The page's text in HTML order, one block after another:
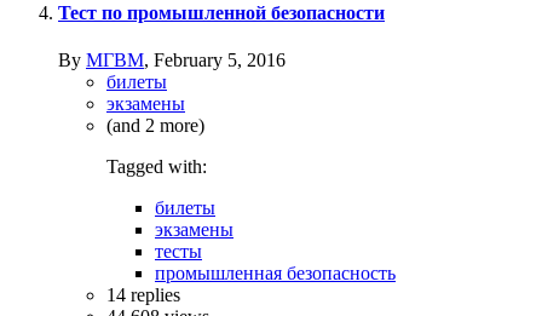
Тест по промышленной безопасности
By МГВМ, February 5, 2016
билеты
экзамены
(and 2 more)
Tagged with:
билеты
экзамены
тесты
промышленная безопасность
14 replies